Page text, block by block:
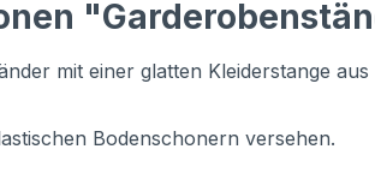
mit einer glatten Kleiderstange
Bodenschonern versehen.